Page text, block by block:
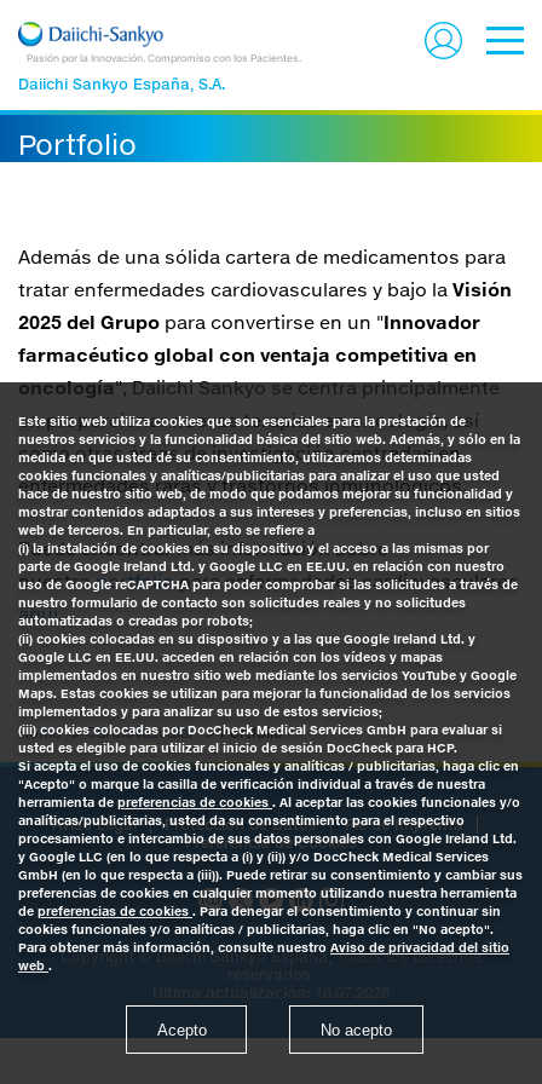
Pasión por la Innovación. Compromiso con los Pacientes.
Daiichi Sankyo España, S.A.
Portfolio
Además de una sólida cartera de medicamentos para
tratar enfermedades cardiovasculares y bajo la Visión
2025 del Grupo para convertirse en un "Innovador
farmacéutico global con ventaja competitiva en
oncología", Daiichi Sankyo se centra principalmente
en proporcionar nuevas terapias en oncología, así
como otras áreas de investigación centradas en
enfermedades raras y trastornos inmunológicos.
Puede encontrar más información sobre
nuestroportfoliopara enfermedades cardiovasculares
aquí.
Home Cardiovascular Portfolio
Aviso Legal Protección de Datos
Pie de Imprenta
Preferencia de Cookies
Copyright ©Daiichi Sankyo España , Todos los derechos
Este sitio web utiliza cookies que son esenciales para la prestación de
nuestros servicios y la funcionalidad básica del sitio web. Además, y sólo en la
medida en que usted dé su consentimiento, utilizaremos determinadas
cookies funcionales y analíticas/publicitarias para analizar el uso que usted
hace de nuestro sitio web, de modo que podamos mejorar su funcionalidad y
mostrar contenidos adaptados a sus intereses y preferencias, incluso en sitios
web de terceros. En particular, esto se refiere a
(i) la instalación de cookies en su dispositivo y el acceso a las mismas por
parte de Google Ireland Ltd. y Google LLC en EE.UU. en relación con nuestro
uso de Google reCAPTCHA para poder comprobar si las solicitudes a través de
nuestro formulario de contacto son solicitudes reales y no solicitudes
automatizadas o creadas por robots;
(ii) cookies colocadas en su dispositivo y a las que Google Ireland Ltd. y
Google LLC en EE.UU. acceden en relación con los vídeos y mapas
implementados en nuestro sitio web mediante los servicios YouTube y Google
Maps. Estas cookies se utilizan para mejorar la funcionalidad de los servicios
implementados y para analizar su uso de estos servicios;
(iii) cookies colocadas por DocCheck Medical Services GmbH para evaluar si
usted es elegible para utilizar el inicio de sesión DocCheck para HCP.
Si acepta el uso de cookies funcionales y analíticas / publicitarias, haga clic en
"Acepto" o marque la casilla de verificación individual a través de nuestra
herramienta de preferencias de cookies . Al aceptar las cookies funcionales y/o
analíticas/publicitarias, usted da su consentimiento para el respectivo
procesamiento e intercambio de sus datos personales con Google Ireland Ltd.
y Google LLC (en lo que respecta a (i) y (ii)) y/o DocCheck Medical Services
GmbH (en lo que respecta a (iii)). Puede retirar su consentimiento y cambiar sus
preferencias de cookies en cualquier momento utilizando nuestra herramienta
de preferencias de cookies . Para denegar el consentimiento y continuar sin
cookies funcionales y/o analíticas / publicitarias, haga clic en "No acepto".
Para obtener más información, consulte nuestro Aviso de privacidad del sitio
web .
Acepto No acepto